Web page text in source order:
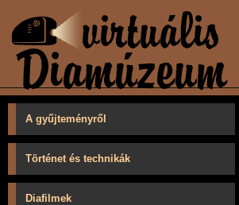
A gyűjteményről
Történet és technikák
Diafilmek